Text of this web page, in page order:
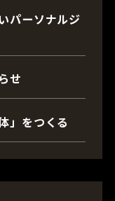
パーソナルジ
せ
」をつくる